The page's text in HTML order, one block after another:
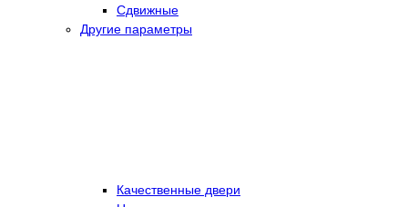
Сдвижные
Другие параметры
Качественные двери